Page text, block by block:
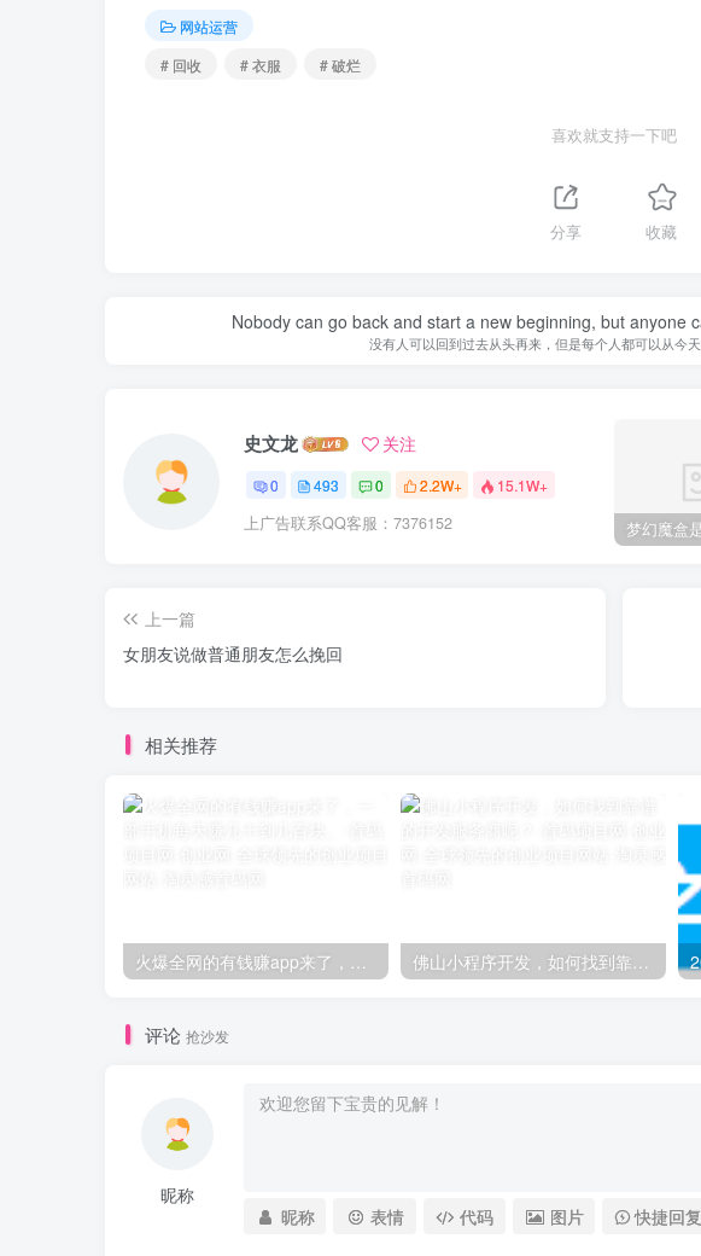
网站运营
# 回收
# 衣服 # 破烂
喜欢就支持一下吧
分享 收藏
Nobody can go back and start a new beginning, but anyone
没有人可以回到过去从头再来，但是每个人都可以从今
史文龙 关注
0 493 0 2.2W+ 15.1W+
上广告联系QQ客服：7376152
上一篇
女朋友说做普通朋友怎么挽回
相关推荐
评论 抢沙发
昵称
昵称 表情 代码 图片 快捷回复